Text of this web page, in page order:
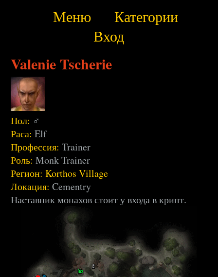
Меню
Категории
Вход
Valenie Tscherie
Пол: ♂
Раса: Elf
Профессия: Trainer
Роль: Monk Trainer
Регион: Korthos Village
Локация: Cementry
Наставник монахов стоит у входа в крипт.